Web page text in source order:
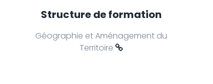
Structure de formation
Géographie et Aménagement du
Territoire